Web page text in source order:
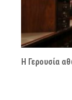
Η Γερουσία